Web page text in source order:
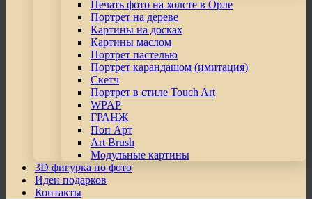
Печать фото на холсте в Орле
Портрет на дереве
Картины на досках
Картины маслом
Портрет пастелью
Портрет карандашом (имитация)
Скетч
Портрет в стиле Touch Art
WPAP
ГРАНЖ
Поп Арт
Art Brush
Модульные картины
3D фигурка по фото
Идеи подарков
Контакты